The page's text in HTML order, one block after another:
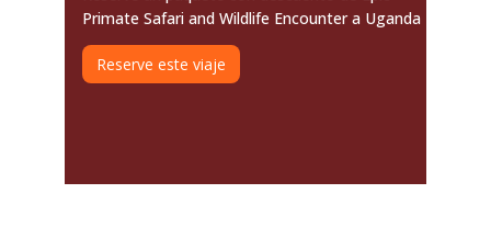
Primate Safari and Wildlife Encounter a Uganda
Reserve este viaje